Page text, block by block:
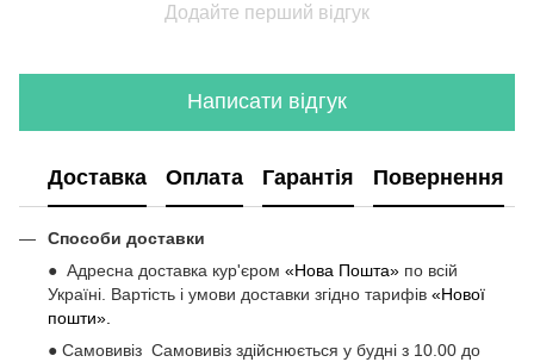
Додайте перший відгук
Написати відгук
Доставка Оплата Гарантія Повернення
Способи доставки
● Адресна доставка кур'єром «Нова Пошта» по всій
Україні. Вартість і умови доставки згідно тарифів «Нової
пошти».
● Самовивіз Самовивіз здійснюється у будні з 10.00 до